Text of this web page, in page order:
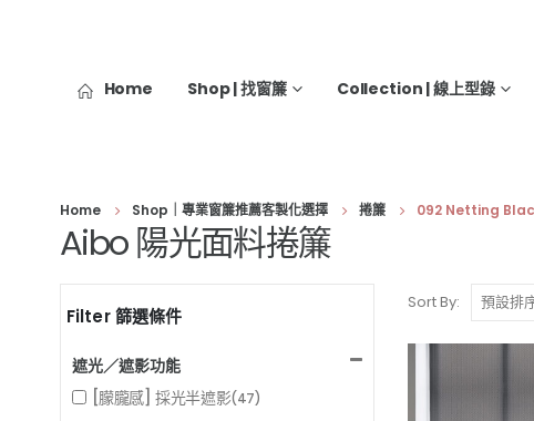
Home Shop | 找窗簾 Collection | 線上型錄
Home Shop｜專業窗簾推薦客製化選擇 捲簾 092 Netting
Aibo 陽光面料捲簾
Sort By:
Filter 篩選條件
遮光／遮影功能
[朦朧感] 採光半遮影(47)